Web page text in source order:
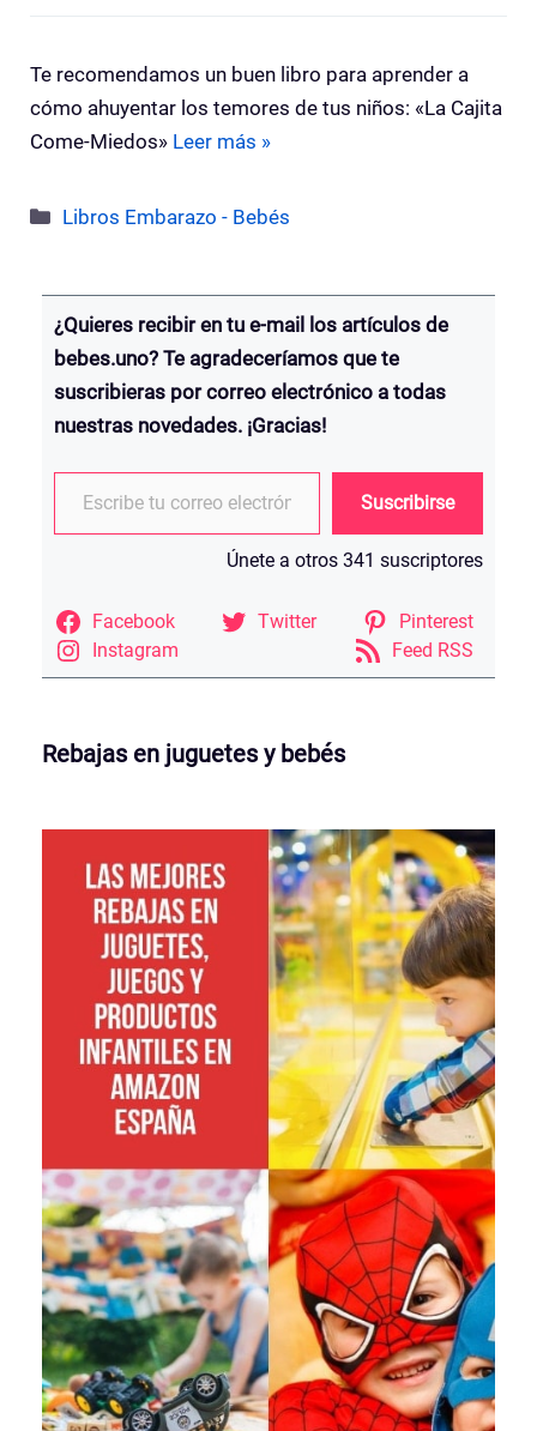
Te recomendamos un buen libro para aprender a
cómo ahuyentar los temores de tus niños: «La Cajita
Come-Miedos» Leer más »
Categorías
Libros Embarazo - Bebés
¿Quieres recibir en tu e-mail los artículos de
bebes.uno? Te agradeceríamos que te
suscribieras por correo electrónico a todas
nuestras novedades. ¡Gracias!
Escribe tu correo electrónico…
Suscribirse
Únete a otros 341 suscriptores
Facebook Twitter
Pinterest
Instagram
Feed RSS
Rebajas en juguetes y bebés